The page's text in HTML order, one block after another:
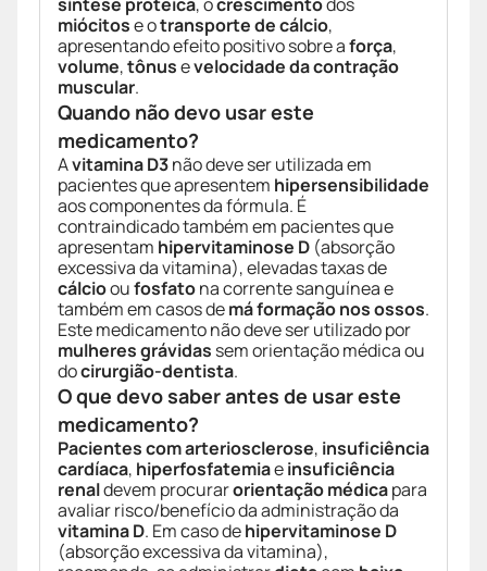
miócitose otransporte de cálcio,
apresentando efeito positivo sobre aforça,
volume,tônusevelocidade da contração
muscular.
Quando não devo usar este
medicamento?
Avitamina D3não deve ser utilizada em
pacientes que apresentem hipersensibilidade
aos componentes da fórmula. É
contraindicado também em pacientes que
apresentam hipervitaminose D (absorção
excessiva da vitamina), elevadas taxas de
cálciooufosfatona corrente sanguínea e
também em casos demá formação nos ossos.
Este medicamento não deve ser utilizado por
mulheres grávidas sem orientação médica ou
docirurgião-dentista.
O que devo saber antes de usar este
medicamento?
Pacientes com arteriosclerose, insuficiência
cardíaca, hiperfosfatemiaeinsuficiência
renaldevem procurarorientação médicapara
avaliar risco/benefício da administração da
vitamina D. Em caso dehipervitaminose D
(absorção excessiva da vitamina),